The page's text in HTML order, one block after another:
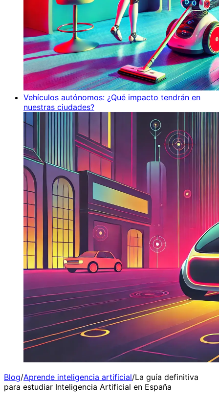
Vehículos autónomos: ¿Qué impacto tendrán en
nuestras ciudades?
Blog/Aprende inteligencia artificial/La guía definitiva
para estudiar Inteligencia Artificial en España